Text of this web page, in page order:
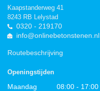
Kaapstanderweg 41
8243 RB Lelystad
0320 - 219170
info@onlinebetonstenen.nl
Routebeschrijving
Openingstijden
Maandag
08:00 - 17:00